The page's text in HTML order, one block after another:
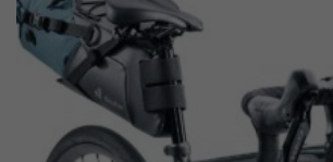
Die
Optionen
können
der
Produktseite